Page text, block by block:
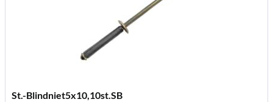
St.-Blindniet5x10,10st.SB